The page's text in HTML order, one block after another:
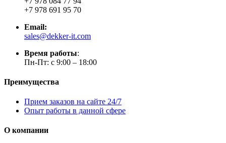
+7 978 691 95 70
Email:
sales@dekker-it.com
Время работы:
Пн-Пт: с 9:00 – 18:00
Преимущества
Прием заказов на сайте 24/7
Опыт работы в данной сфере
О компании